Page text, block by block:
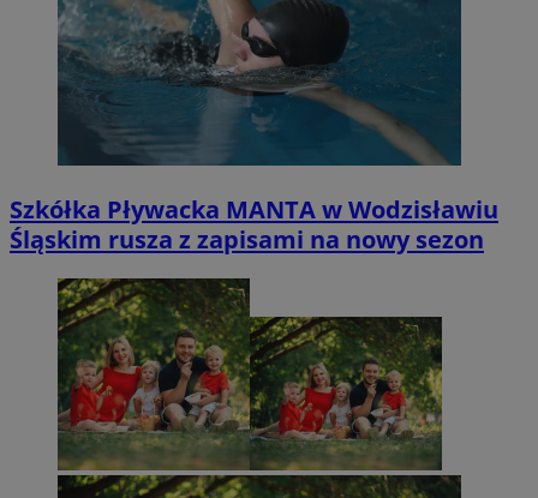
Szkółka Pływacka MANTA w Wodzisławiu
Śląskim rusza z zapisami na nowy sezon